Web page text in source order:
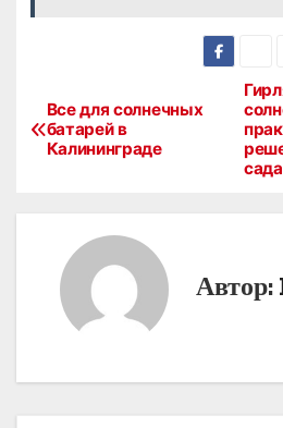
Н
а
сада
Все для солнечных
батарей в
Калининграде
Автор: